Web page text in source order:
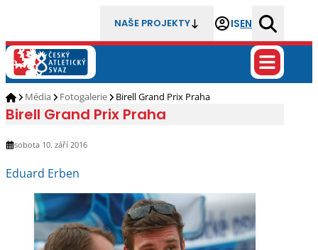
NAŠE PROJEKTY ISEN
Média Fotogalerie Birell Grand Prix Praha
Birell Grand Prix Praha
sobota 10. září 2016
Eduard Erben